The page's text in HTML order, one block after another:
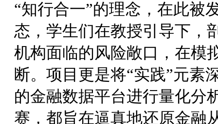
“知行合一”的理念，在此被
态，学生们在教授引导下，
机构面临的风险敞口，在模
断。项目更是将“实践”元素
的金融数据平台进行量化分
赛，都旨在逼真地还原金融